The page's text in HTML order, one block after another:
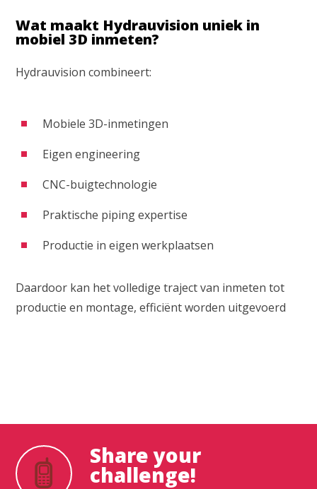
Wat maakt Hydrauvision uniek in
mobiel 3D inmeten?
Hydrauvision combineert:
Mobiele 3D-inmetingen
Eigen engineering
CNC-buigtechnologie
Praktische piping expertise
Productie in eigen werkplaatsen
Daardoor kan het volledige traject van inmeten tot
productie en montage, efficiënt worden uitgevoerd
Share your
challenge!